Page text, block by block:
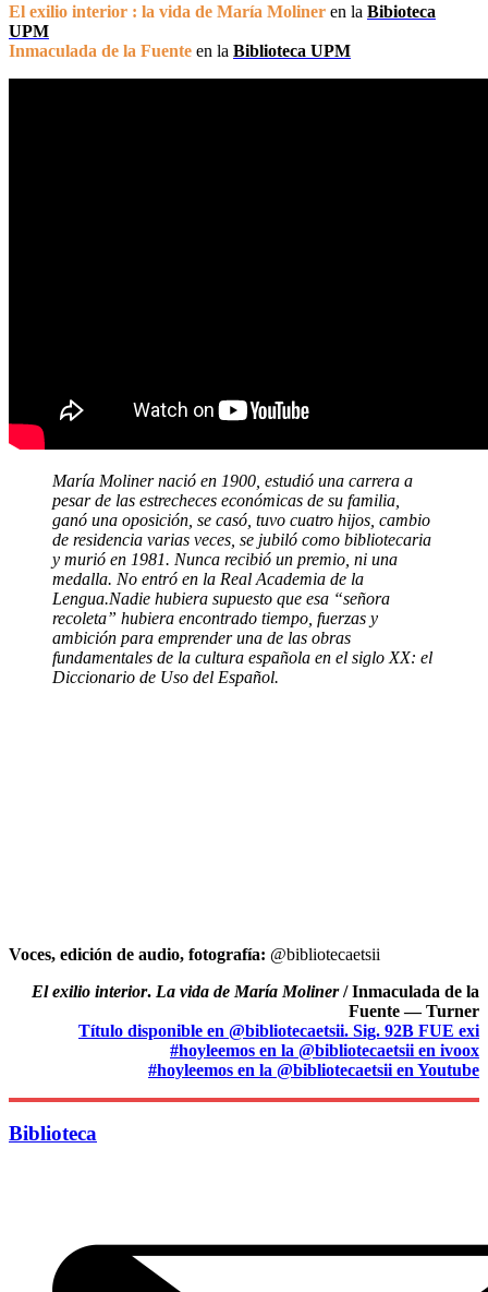
El exilio interior : la vida de María Moliner en la Bibioteca
UPM
Inmaculada de la Fuente en la Biblioteca UPM
María Moliner nació en 1900, estudió una carrera a
pesar de las estrecheces económicas de su familia,
ganó una oposición, se casó, tuvo cuatro hijos, cambio
de residencia varias veces, se jubiló como bibliotecaria
y murió en 1981. Nunca recibió un premio, ni una
medalla. No entró en la Real Academia de la
Lengua.Nadie hubiera supuesto que esa “señora
recoleta” hubiera encontrado tiempo, fuerzas y
ambición para emprender una de las obras
fundamentales de la cultura española en el siglo XX: el
Diccionario de Uso del Español.
Voces, edición de audio, fotografía: @bibliotecaetsii
El exilio interior. La vida de María Moliner/ Inmaculada de la
Fuente — Turner
Título disponible en @bibliotecaetsii. Sig. 92B FUE exi
#hoyleemos en la @bibliotecaetsii en ivoox
#hoyleemos en la @bibliotecaetsii en Youtube
Biblioteca